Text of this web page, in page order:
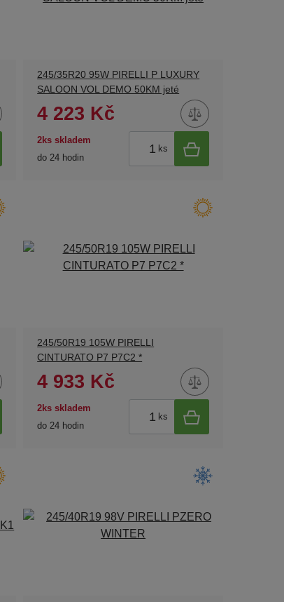
245/35R20 95W PIRELLI P LUXURY
SALOON VOL DEMO 50KM jeté
4 223 Kč
2ks skladem
do 24 hodin
ks
245/50R19 105W PIRELLI
CINTURATO P7 P7C2 *
4 933 Kč
2ks skladem
do 24 hodin
ks